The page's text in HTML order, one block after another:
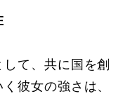
て、共に国を創
彼女の強さは、